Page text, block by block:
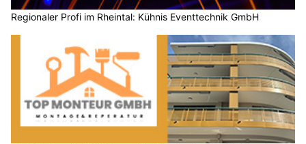
Regionaler Profi im Rheintal: Kühnis Eventtechnik GmbH